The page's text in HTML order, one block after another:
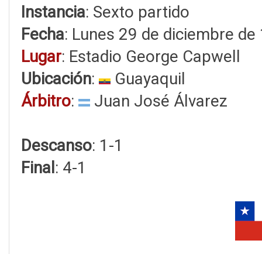
Instancia: Sexto partido
Fecha: Lunes 29 de diciembre de
Lugar: Estadio George Capwell
Ubicación:
Guayaquil
Árbitro: Juan José Álvarez
Descanso: 1-1
Final : 4-1